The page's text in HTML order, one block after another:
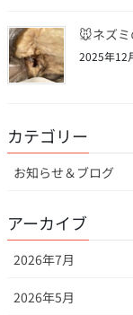
🐭ネズ
2025年12
カテゴリー
お知らせ＆ブログ
アーカイブ
2026年7月
2026年5月